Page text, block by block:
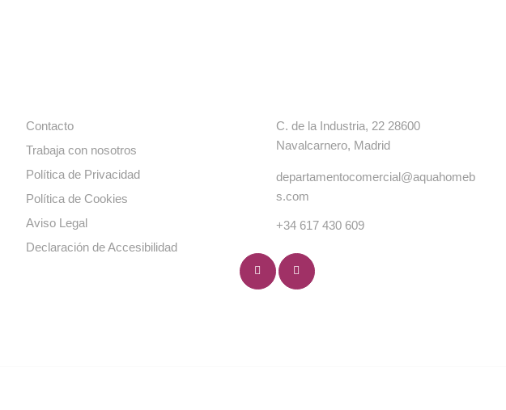
Contacto
Trabaja con nosotros
Política de Privacidad
Política de Cookies
Aviso Legal
Declaración de Accesibilidad
C. de la Industria, 22 28600
Navalcarnero, Madrid
departamentocomercial@aquahomeb
s.com
+34 617 430 609